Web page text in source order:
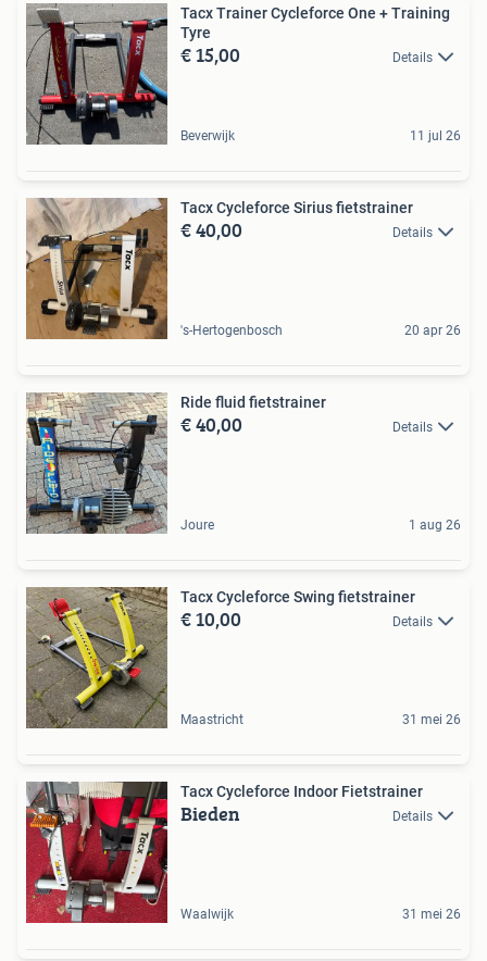
Tacx Trainer Cycleforce One + Training
Tyre
€ 15,00 Details
Beverwijk 11 jul 26
Tacx Cycleforce Sirius fietstrainer
€ 40,00 Details
's-Hertogenbosch 20 apr 26
Ride fluid fietstrainer
€ 40,00 Details
Joure 1 aug 26
Tacx Cycleforce Swing fietstrainer
€ 10,00 Details
Maastricht 31 mei 26
Tacx Cycleforce Indoor Fietstrainer
Bieden Details
Waalwijk 31 mei 26